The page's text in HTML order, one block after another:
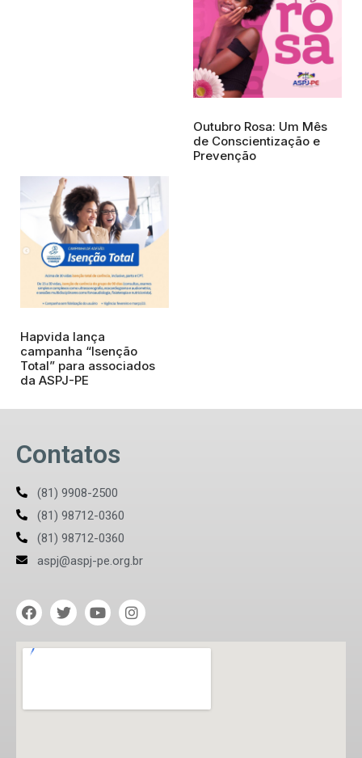
Outubro Rosa: Um Mês
de Conscientização e
Prevenção
Hapvida lança
campanha “Isenção
Total” para associados
da ASPJ-PE
Contatos
(81) 9908-2500
(81) 98712-0360
(81) 98712-0360
aspj@aspj-pe.org.br